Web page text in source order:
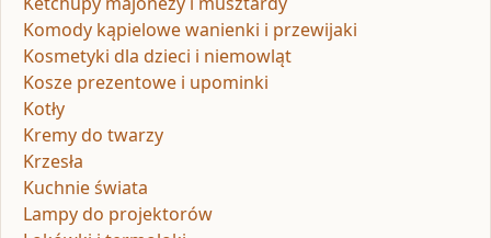
Komody kąpielowe wanienki i przewijaki
Kosmetyki dla dzieci i niemowląt
Kosze prezentowe i upominki
Kotły
Kremy do twarzy
Krzesła
Kuchnie świata
Lampy do projektorów